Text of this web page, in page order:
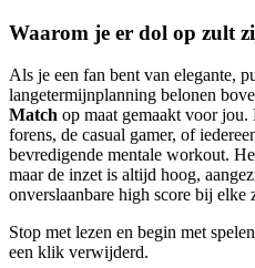
Waarom je er dol op zult
Als je een fan bent van elegante,
langetermijnplanning belonen
Match op maat gemaakt voor jou.
forens, de casual gamer, of
bevredigende mentale workout.
maar de inzet is altijd hoog,
onverslaanbare high score bij elke
Stop met lezen en begin met
een klik verwijderd.